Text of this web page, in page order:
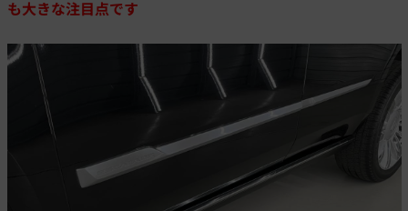
も大きな注目点です